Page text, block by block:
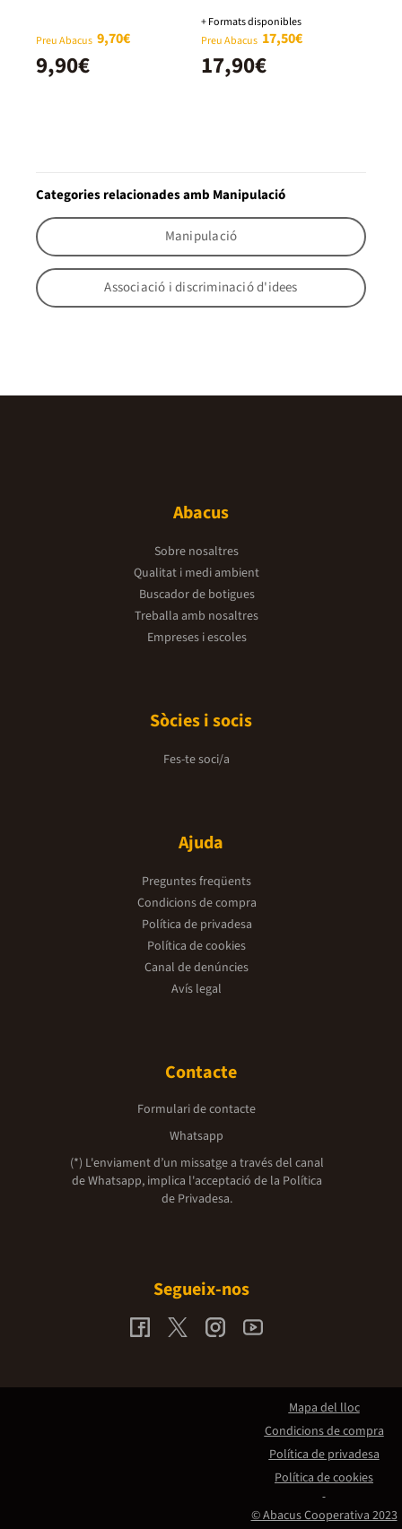
Preu Abacus 9,70€
9,90€
+ Formats disponibles
Preu Abacus 17,50€
17,90€
Categories relacionades amb Manipulació
Manipulació
Associació i discriminació d'idees
Abacus
Sobre nosaltres
Qualitat i medi ambient
Buscador de botigues
Treballa amb nosaltres
Empreses i escoles
Sòcies i socis
Fes-te soci/a
Ajuda
Preguntes freqüents
Condicions de compra
Política de privadesa
Política de cookies
Canal de denúncies
Avís legal
Contacte
Formulari de contacte
Whatsapp
(*) L'enviament d’un missatge a través del canal
de Whatsapp, implica l'acceptació de la Política
de Privadesa.
Segueix-nos
© Abacus Cooperativa 2023
Mapa del lloc
Condicions de compra
Política de privadesa
Política de cookies